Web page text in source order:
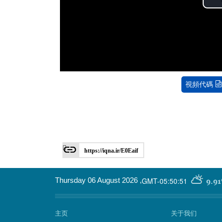
視頻代碼
https://iqna.ir/E0Eaif
GMT-05:50:51
Thursday 06 August 2026 ,
主页 关于我们